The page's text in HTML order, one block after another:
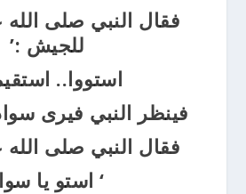
فقال النبي صلى
للجيش :’
استووا..
فينظر النبي فيرى
فقال النبي صلى
‘ استو يا